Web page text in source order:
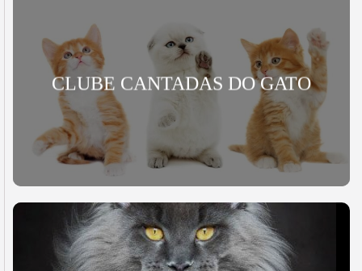
CLUBE CANTADAS DO GATO